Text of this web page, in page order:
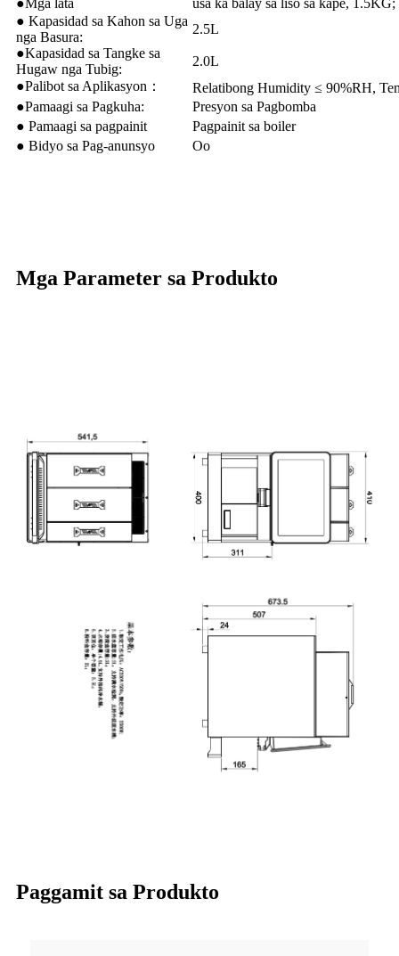
●Mga lata
usa ka balay sa liso sa kape,
● Kapasidad sa Kahon sa Uga
nga Basura:
2.5L
●Kapasidad sa Tangke sa
Hugaw nga Tubig:
2.0L
●Palibot sa Aplikasyon：
Relatibong Humidity ≤ 90%RH,
●Pamaagi sa Pagkuha:
Presyon sa Pagbomba
● Pamaagi sa pagpainit
Pagpainit sa boiler
● Bidyo sa Pag-anunsyo
Oo
Mga Parameter sa Produkto
Paggamit sa Produkto